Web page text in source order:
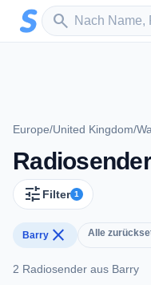
Zum Hauptinhalt springen
search
Sender suchen
Europe/United Kingdom/
tune Filter 1
Barry close Alle
2 Radiosender aus Barry